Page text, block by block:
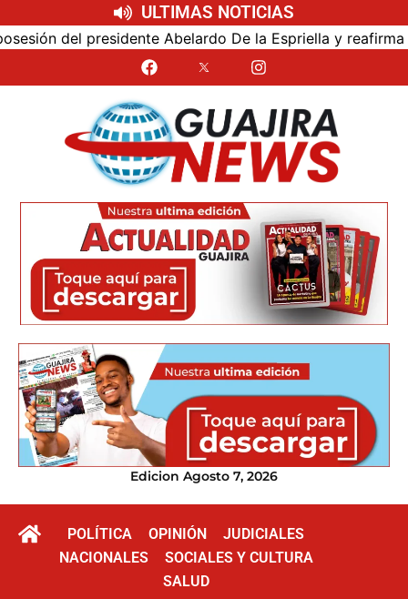
ULTIMAS NOTICIAS
del presidente Abelardo De la Espriella y reafirma su
Edicion Agosto 7, 2026
POLÍTICA OPINIÓN
JUDICIALES
NACIONALES
SOCIALES Y CULTURA
SALUD